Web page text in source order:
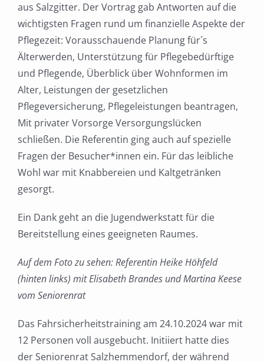
aus Salzgitter. Der Vortrag gab Antworten auf die
wichtigsten Fragen rund um finanzielle Aspekte der
Pflegezeit: Vorausschauende Planung für´s
Älterwerden, Unterstützung für Pflegebedürftige
und Pflegende, Überblick über Wohnformen im
Alter, Leistungen der gesetzlichen
Pflegeversicherung, Pflegeleistungen beantragen,
Mit privater Vorsorge Versorgungslücken
schließen. Die Referentin ging auch auf spezielle
Fragen der Besucher*innen ein. Für das leibliche
Wohl war mit Knabbereien und Kaltgetränken
gesorgt.
Ein Dank geht an die Jugendwerkstatt für die
Bereitstellung eines geeigneten Raumes.
Auf dem Foto zu sehen: Referentin Heike Höhfeld
(hinten links) mit Elisabeth Brandes und Martina Keese
vom Seniorenrat
Das Fahrsicherheitstraining am 24.10.2024 war mit
12 Personen voll ausgebucht. Initiiert hatte dies
der Seniorenrat Salzhemmendorf, der während